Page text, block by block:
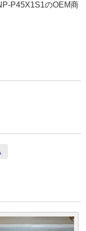
P45X1S1のOEM商